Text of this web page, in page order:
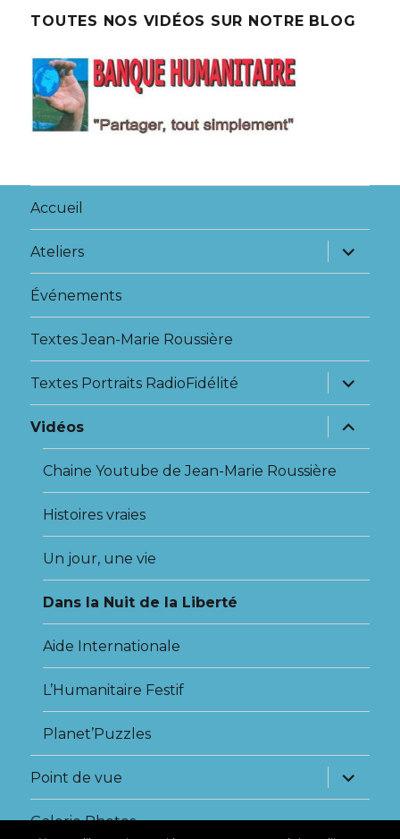
TOUTES NOS VIDÉOS SUR NOTRE BLOG
Accueil
Ateliers
Événements
Textes Jean-Marie Roussière
Textes Portraits RadioFidélité
Vidéos
Chaine Youtube de Jean-Marie Roussière
Histoires vraies
Un jour, une vie
Dans la Nuit de la Liberté
Aide Internationale
L’Humanitaire Festif
Planet’Puzzles
Point de vue
Galerie Photos